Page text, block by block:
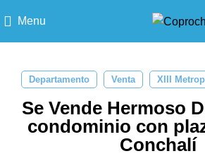
Menu
Departamento Venta XIII
Se Vende Hermoso
condominio con
Conchalí